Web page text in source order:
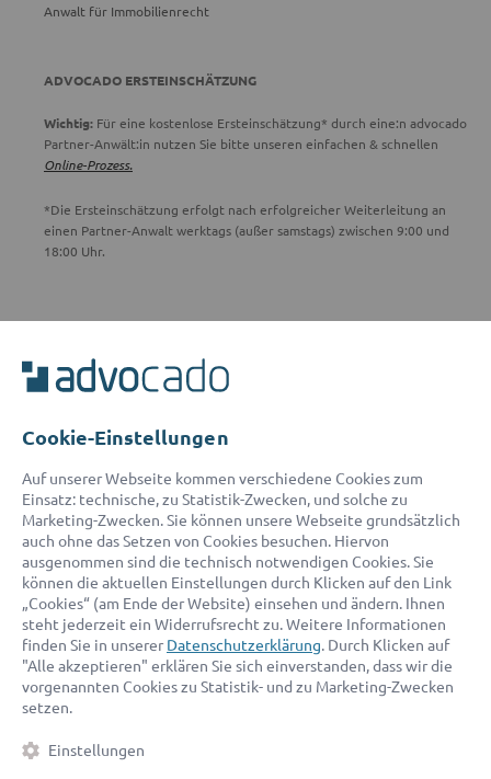
Anwalt für Immobilienrecht
ADVOCADO ERSTEINSCHÄTZUNG
Wichtig: Für eine kostenlose Ersteinschätzung* durch eine:n advocado
Partner-Anwält:in nutzen Sie bitte unseren einfachen & schnellen
Online-Prozess.
*Die Ersteinschätzung erfolgt nach erfolgreicher Weiterleitung an
einen Partner-Anwalt werktags (außer samstags) zwischen 9:00 und
18:00 Uhr.
Unser Serviceteam ist von 8:00 bis 17:00 Uhr für Sie erreichbar.
E-Mail:
service@advocado.com
© 2026 advocado - einfach online den passenden Rechtsanwalt finden
Auszeichnungen:
Cookie-Einstellungen
Auf unserer Webseite kommen verschiedene Cookies zum
Einsatz: technische, zu Statistik-Zwecken, und solche zu
Marketing-Zwecken. Sie können unsere Webseite grundsätzlich
auch ohne das Setzen von Cookies besuchen. Hiervon
ausgenommen sind die technisch notwendigen Cookies. Sie
können die aktuellen Einstellungen durch Klicken auf den Link
„Cookies“ (am Ende der Website) einsehen und ändern. Ihnen
steht jederzeit ein Widerrufsrecht zu. Weitere Informationen
finden Sie in unserer Datenschutzerklärung. Durch Klicken auf
"Alle akzeptieren" erklären Sie sich einverstanden, dass wir die
vorgenannten Cookies zu Statistik- und zu Marketing-Zwecken
setzen.
Einstellungen